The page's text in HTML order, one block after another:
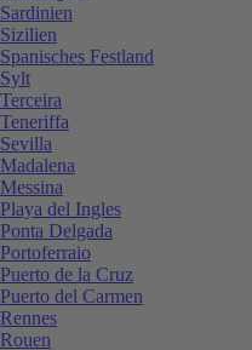
Sardinien
Sizilien
Spanisches Festland
Sylt
Terceira
Teneriffa
Sevilla
Madalena
Messina
Playa del Ingles
Ponta Delgada
Portoferraio
Puerto de la Cruz
Puerto del Carmen
Rennes
Rouen